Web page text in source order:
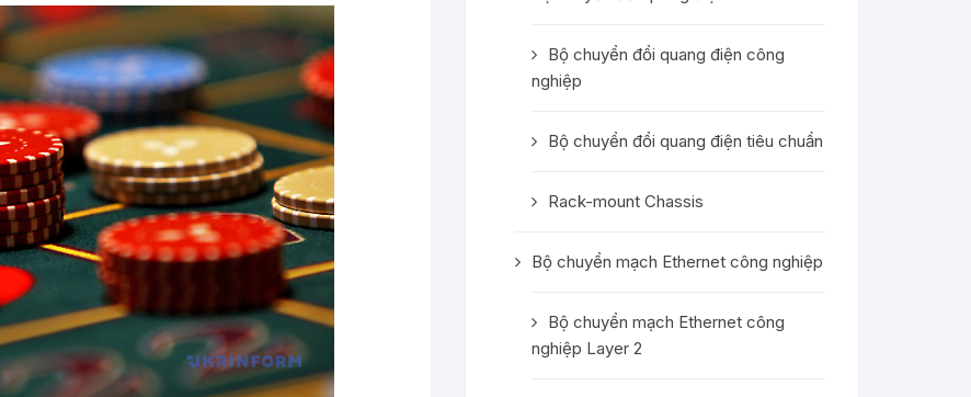
Bộ chuyển đổi quang điện công
nghiệp
Bộ chuyển đổi quang điện tiêu chuẩn
Rack-mount Chassis
Bộ chuyển mạch Ethernet công nghiệp
Bộ chuyển mạch Ethernet công
nghiệp Layer 2